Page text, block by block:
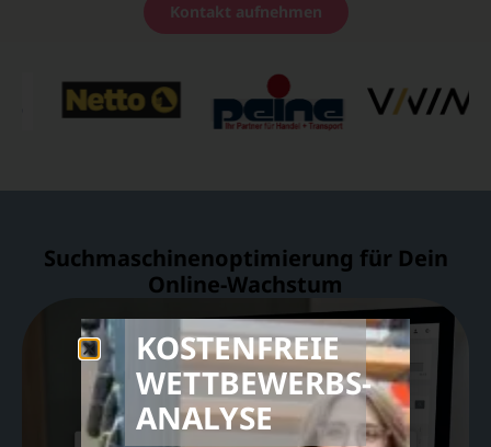
Kontakt aufnehmen
Suchmaschinenoptimierung für Dein
Online-Wachstum
KOSTENFREIE
WETTBEWERBS­
ANALYSE